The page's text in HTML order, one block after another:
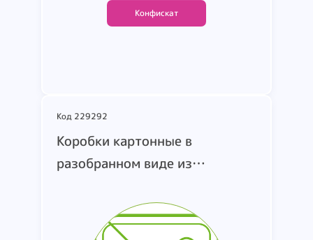
Конфискат
Код 229292
Коробки картонные в
разобранном виде из
изображение отсутствует.
страна производства и